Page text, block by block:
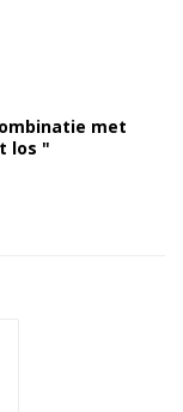
met
los "